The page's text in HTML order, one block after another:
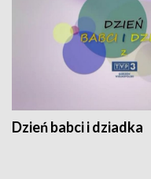
Dzień babci i dziadka